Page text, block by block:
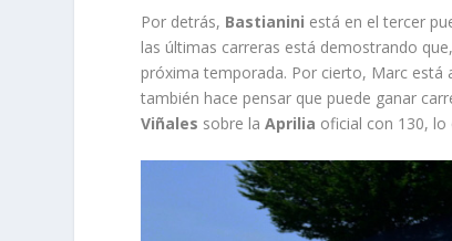
Por detrás, Bastianini está en el tercer
las últimas carreras está demostrando
próxima temporada. Por cierto, Marc
también hace pensar que puede ganar
Viñales sobre laAprilia oficial con 130,